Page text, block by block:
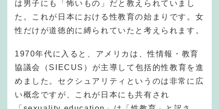
は男子にも「怖いもの」だと教えられていまし
た。これが日本における性教育の始まりです。女
性だけが道徳的に縛られていたと考えられます。
1970年代に入ると、アメリカは、性情報・教育
協議会（SIECUS）が主導して包括的性教育を進
めました。セクシュアリティというのは非常に広
い概念ですが、これが日本にも共有され